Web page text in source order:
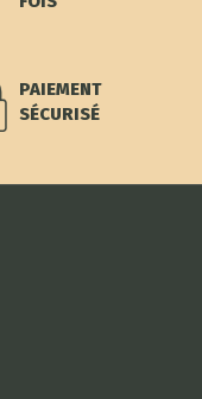
PAIEMENT
SÉCURISÉ